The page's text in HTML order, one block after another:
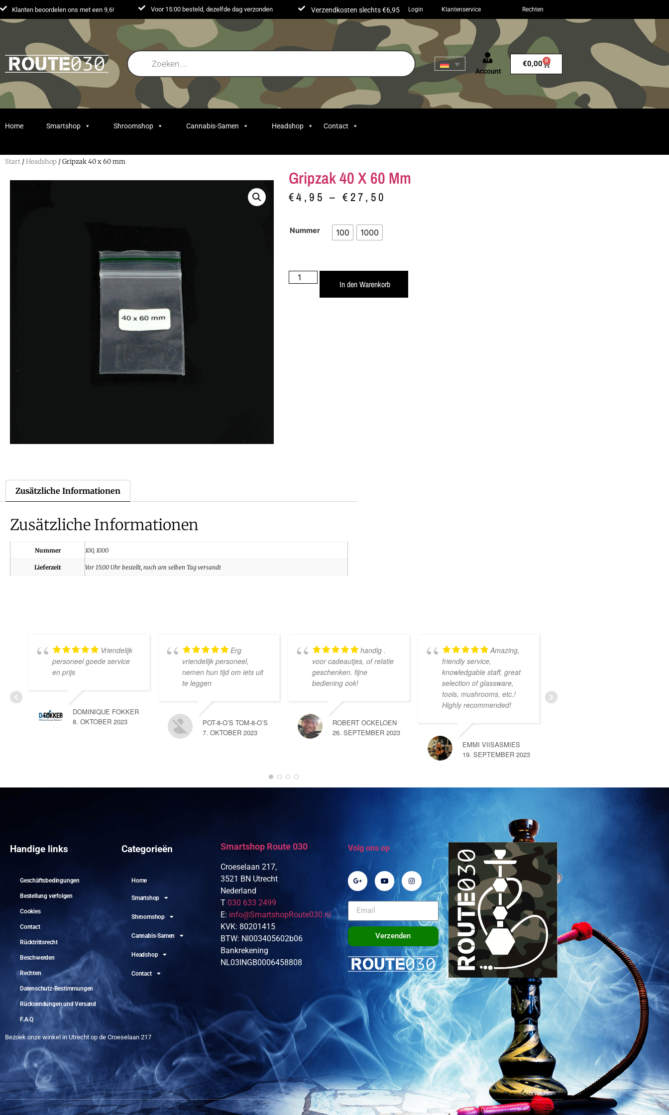
Klanten beoordelen ons met een 9,6! Voor 15:00 besteld, dezelfde dag verzonden Verzendkosten slechts €6,95 Login Klantenservice Rechten
Account
€0,00 0
Home Smartshop Shroomshop Cannabis-Samen Headshop Contact
Start /Headshop / Gripzak 40 x 60 mm
Gripzak 40 X 60 Mm
€4,95 –€ 27,50
Nummer 100 1000
In den Warenkorb
Zusätzliche Informationen
Zusätzliche Informationen
Nummer 100, 1000
Lieferzeit Vor 15:00 Uhr bestellt, noch am selben Tag versandt
Vriendelijk
personeel goede service
en prijs
DOMINIQUE FOKKER
8. OKTOBER 2023
Erg
vriendelijk personeel,
nemen hun tijd om iets uit
te leggen
POT-8-O’S TOM-8-O’S
7. OKTOBER 2023
handig .
voor cadeautjes, of relatie
geschenken. fijne
bediening ook!
ROBERT OCKELOEN
26. SEPTEMBER 2023
Amazing,
friendly service,
knowledgable staff, great
selection of glassware,
tools, mushrooms, etc.!
Highly recommended!
EMMI VIISASMIES
19. SEPTEMBER 2023
SEM VAN HEMERT
Handige links
Geschäftsbedingungen
Bestellung verfolgen
Cookies
Contact
Rücktrittsrecht
Beschwerden
Rechten
Datenschutz-Bestimmungen
Rücksendungen und Versand
F.A.Q
Categorieën
Home
Smartshop
Shroomshop
Cannabis-Samen
Headshop
Contact
Smartshop Route 030
Croeselaan 217,
3521 BN Utrecht
Nederland
T 030 633 2499
E: info@SmartshopRoute030.nl
KVK: 80201415
BTW: Nl003405602b06
Bankrekening
NL03INGB0006458808
Volg ons op
Verzenden
Bezoek onze winkel in Utrecht op de Croeselaan 217